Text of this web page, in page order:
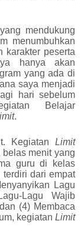
mendukung
menumbuhkan
karakter peserta
hanya akan
yang ada di
saya menjadi
hari sebelum
Belajar
.
Kegiatan Limit
menit yang
guru di kelas
dari empat
Lagu
Lagu Wajib
(4) Membaca
kegiatan Limit